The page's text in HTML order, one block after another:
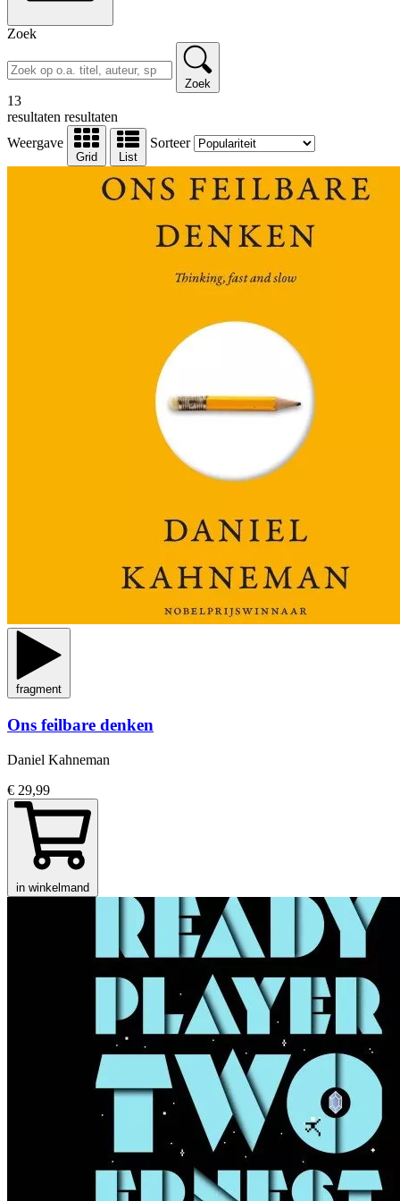
Zoek
Zoek
13
resultaten resultaten
Weergave
Grid List
Sorteer
fragment
Ons feilbare denken
Daniel Kahneman
€ 29,99
in winkelmand